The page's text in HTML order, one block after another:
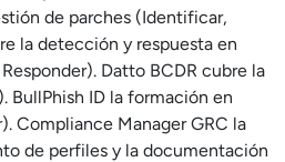
de parches (Identificar,
la detección y respuesta en
Datto BCDR cubre la
BullPhish ID la formación en
Compliance Manager GRC la
de perfiles y la documentación